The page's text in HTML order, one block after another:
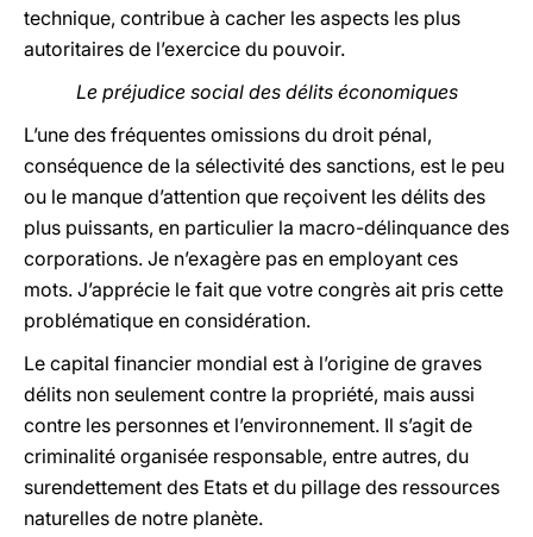
technique, contribue à cacher les aspects les plus
autoritaires de l’exercice du pouvoir.
Le préjudice social des délits économiques
L’une des fréquentes omissions du droit pénal,
conséquence de la sélectivité des sanctions, est le peu
ou le manque d’attention que reçoivent les délits des
plus puissants, en particulier la macro-délinquance des
corporations. Je n’exagère pas en employant ces
mots. J’apprécie le fait que votre congrès ait pris cette
problématique en considération.
Le capital financier mondial est à l’origine de graves
délits non seulement contre la propriété, mais aussi
contre les personnes et l’environnement. Il s’agit de
criminalité organisée responsable, entre autres, du
surendettement des Etats et du pillage des ressources
naturelles de notre planète.